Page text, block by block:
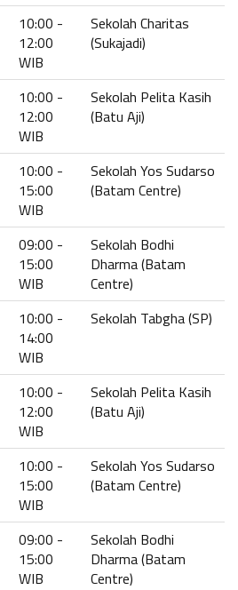
10:00 -
12:00
WIB
Sekolah Charitas
(Sukajadi)
10:00 -
12:00
WIB
Sekolah Pelita Kasih
(Batu Aji)
10:00 -
15:00
WIB
Sekolah Yos Sudarso
(Batam Centre)
09:00 -
15:00
WIB
Sekolah Bodhi
Dharma (Batam
Centre)
10:00 -
14:00
WIB
Sekolah Tabgha (SP)
10:00 -
12:00
WIB
Sekolah Pelita Kasih
(Batu Aji)
10:00 -
15:00
WIB
Sekolah Yos Sudarso
(Batam Centre)
09:00 -
15:00
WIB
Sekolah Bodhi
Dharma (Batam
Centre)